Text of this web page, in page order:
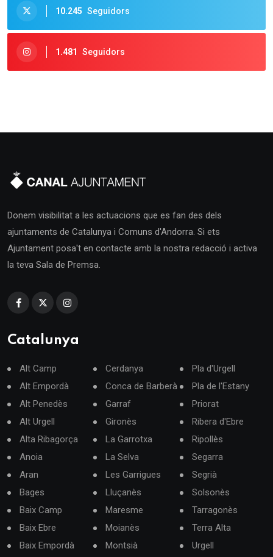
10.245 Seguidors
1.481 Seguidors
Donem visibilitat a les actuacions que es fan des dels
ajuntaments de Catalunya i Comuns d'Andorra. Si ets
Ajuntament posa't en contacte amb la nostra redacció i activa
la teva Sala de Premsa.
Catalunya
Alt Camp
Alt Empordà
Alt Penedès
Alt Urgell
Alta Ribagorça
Anoia
Aran
Bages
Baix Camp
Baix Ebre
Baix Empordà
Cerdanya
Conca de Barberà
Garraf
Gironès
La Garrotxa
La Selva
Les Garrigues
Lluçanès
Maresme
Moianès
Montsià
Pla d'Urgell
Pla de l'Estany
Priorat
Ribera d'Ebre
Ripollès
Segarra
Segrià
Solsonès
Tarragonès
Terra Alta
Urgell